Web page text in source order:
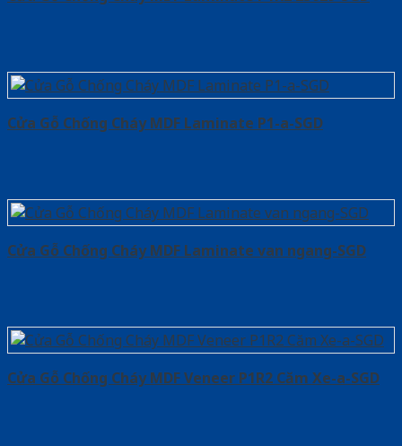
Cửa Gỗ Chống Cháy MDF Laminate P1-a-SGD
Cửa Gỗ Chống Cháy MDF Laminate van ngang-SGD
Cửa Gỗ Chống Cháy MDF Veneer P1R2 Căm Xe-a-SGD